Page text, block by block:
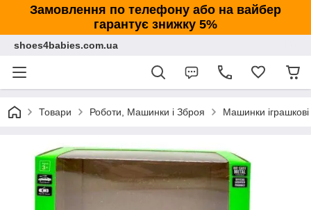
Замовлення по телефону або на вайбер
гарантує знижку 5%
shoes4babies.com.ua
Товари Роботи, Машинки і Зброя Машинки іграшкові